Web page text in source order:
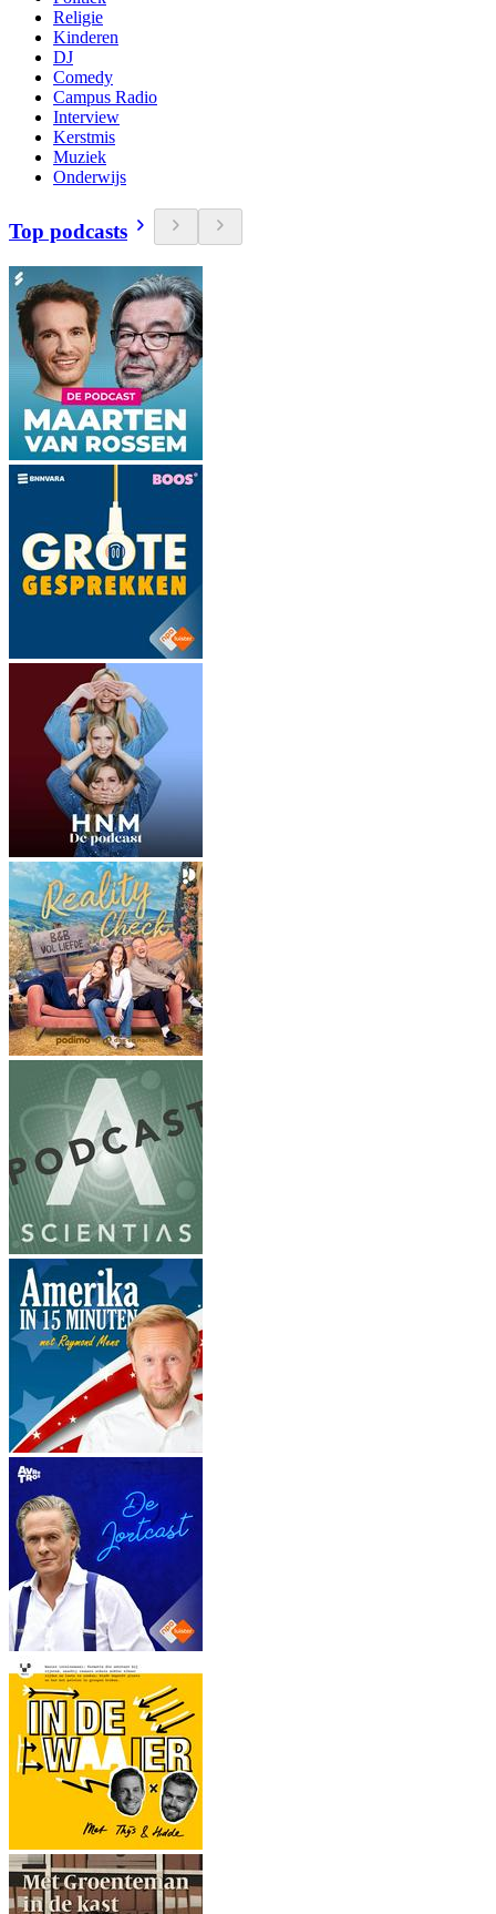
Religie
Kinderen
DJ
Comedy
Campus Radio
Interview
Kerstmis
Muziek
Onderwijs
Top podcasts